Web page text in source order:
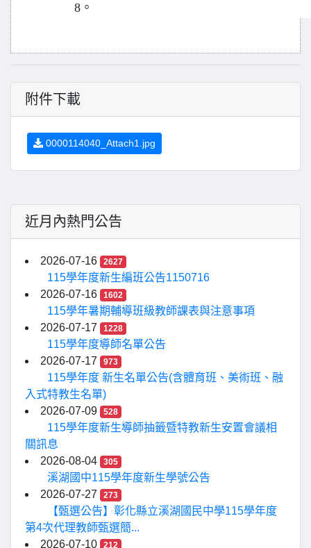
8。
附件下載
0000114040_Attach1.jpg
近月內熱門公告
2026-07-16 2627
115學年度新生編班公告1150716
2026-07-16
1602
115學年暑期輔導班級教師課表與注意事項
2026-07-17
1228
115學年度導師名單公告
2026-07-17
973
115學年度 新生名單公告(含體育班、美術班、融
入式特教生名單)
2026-07-09
528
115學年度新生導師抽籤暨特教新生安置會議相
關訊息
2026-08-04
305
溪湖國中115學年度新生學號公告
2026-07-27
273
【甄選公告】彰化縣立溪湖國民中學115學年度
第4次代理教師甄選簡...
2026-07-10
212